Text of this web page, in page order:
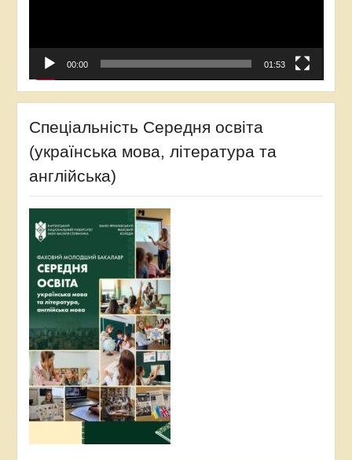
00:00 01:53
Спеціальність Середня освіта
(українська мова, література та
англійська)